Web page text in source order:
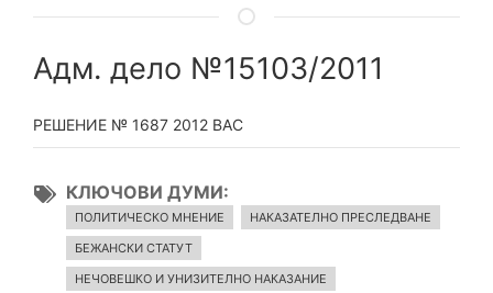
Адм. дело №15103/2011
РЕШЕНИЕ № 1687 2012 ВАС
КЛЮЧОВИ ДУМИ
ПОЛИТИЧЕСКО МНЕНИЕ
НАКАЗАТЕЛНО ПРЕСЛЕДВАНЕ
БЕЖАНСКИ СТАТУТ
НЕЧОВЕШКО И УНИЗИТЕЛНО НАКАЗАНИЕ